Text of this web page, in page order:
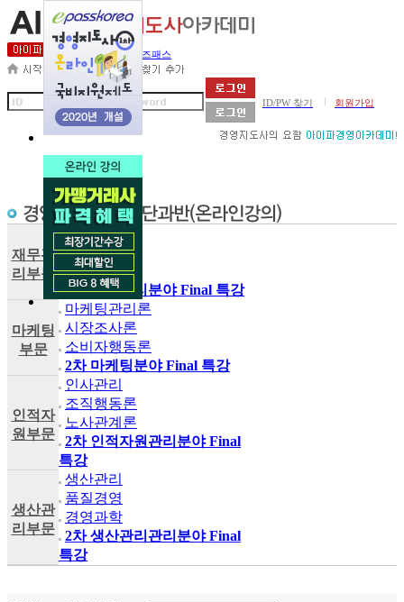
세무사아카데미 | 비즈패스
ID/PW 찾기 회원가입
재무관
리부문
2차 회계학
세법
재무관리
2차 재무관리분야 Final 특강
마케팅
부문
마케팅관리론
시장조사론
소비자행동론
2차 마케팅분야 Final 특강
인적자
원부문
인사관리
조직행동론
노사관계론
2차 인적자원관리분야 Final
특강
생산관
리부문
생산관리
품질경영
경영과학
2차 생산관리관리분야 Final
특강